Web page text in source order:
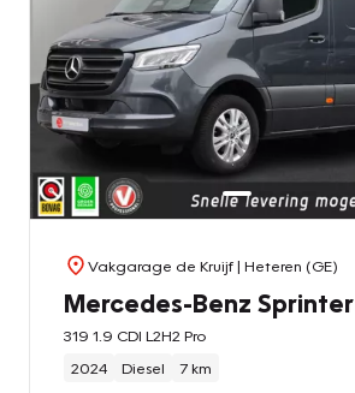
Vakgarage de Kruijf| Heteren (GE)
Mercedes-Benz Sprinter
319 1.9 CDI L2H2 Pro
2024
Diesel 7 km